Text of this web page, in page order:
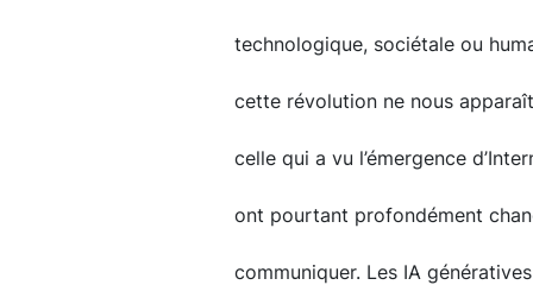
technologique, sociétale ou
cette révolution ne nous
celle qui a vu l’émergence
ont pourtant profondément
communiquer. Les IA